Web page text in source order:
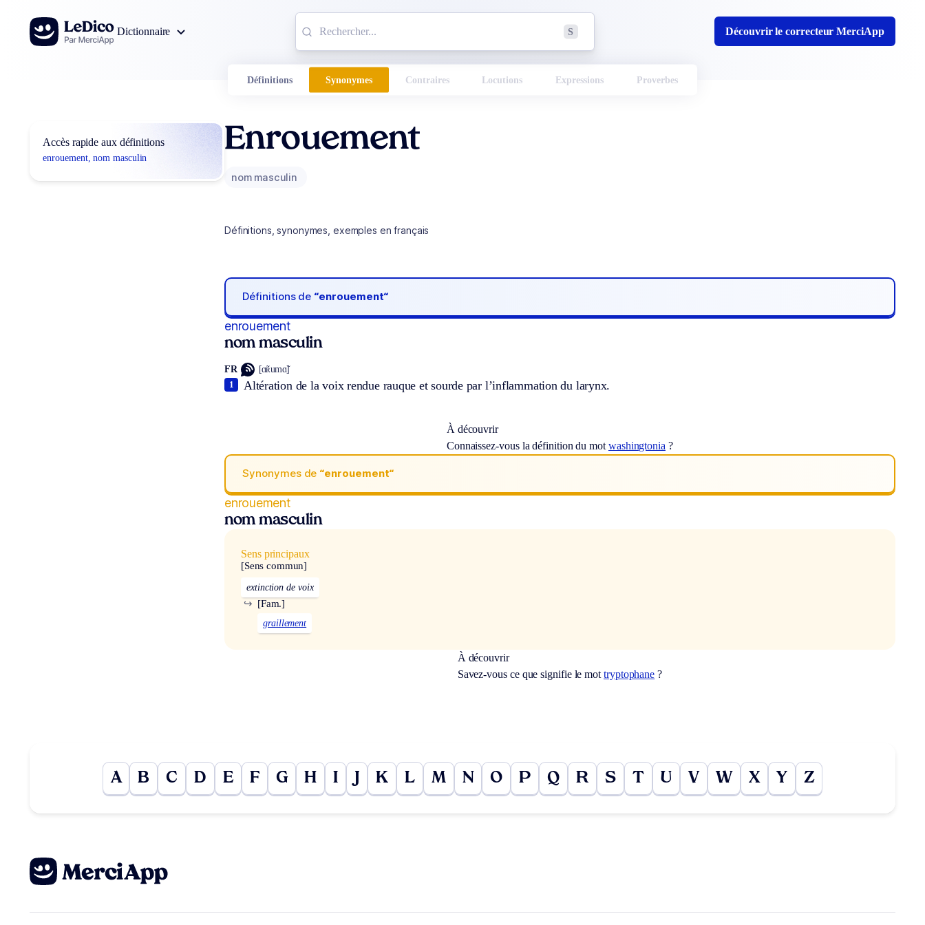
Aller au contenu
Dictionnaire
S Découvrir le correcteur MerciApp
Définitions Synonymes Contraires Locutions Expressions Proverbes
Accès rapide aux définitions
enrouement, nom masculin
Enrouement
nom masculin
Définitions, synonymes, exemples en français
Définitions de “enrouement“
enrouement
nom masculin
FR [ɑ̃ʀumɑ̃]
Altération de la voix rendue rauque et sourde par l’inflammation du larynx.
1
À découvrir
Connaissez-vous la définition du mot washingtonia ?
Synonymes de “enrouement“
enrouement
nom masculin
Sens principaux
[Sens commun]
extinction de voix
[Fam.]
↪
graillement
À découvrir
Savez-vous ce que signifie le mottryptophane ?
A B C D E F G H I J K L M N O P Q R S T U V W X Y Z